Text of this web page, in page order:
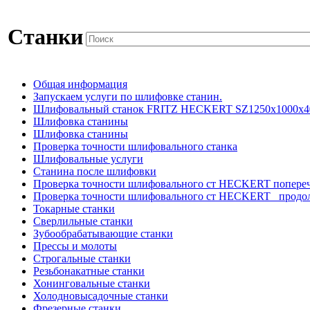
Станки
Общая информация
Запускаем услуги по шлифовке станин.
Шлифовальный станок FRITZ HECKERT
Шлифовка станины
Шлифовка станины
Проверка точности шлифовального станка
Шлифовальные услуги
Станина после шлифовки
Проверка точности шлифовального ст HECKERT
Проверка точности шлифовального ст HECKERT
Токарные станки
Сверлильные станки
Зубообрабатывающие станки
Прессы и молоты
Строгальные станки
Резьбонакатные станки
Хонинговальные станки
Холодновысадочные станки